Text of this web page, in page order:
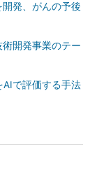
発、がんの予後
開発事業のテー
で評価する手法